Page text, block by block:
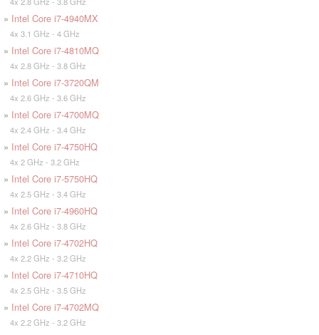
» Intel Core i7-4940MX
4x 3.1 GHz - 4 GHz
» Intel Core i7-4810MQ
4x 2.8 GHz - 3.8 GHz
» Intel Core i7-3720QM
4x 2.6 GHz - 3.6 GHz
» Intel Core i7-4700MQ
4x 2.4 GHz - 3.4 GHz
» Intel Core i7-4750HQ
4x 2 GHz - 3.2 GHz
» Intel Core i7-5750HQ
4x 2.5 GHz - 3.4 GHz
» Intel Core i7-4960HQ
4x 2.6 GHz - 3.8 GHz
» Intel Core i7-4702HQ
4x 2.2 GHz - 3.2 GHz
» Intel Core i7-4710HQ
4x 2.5 GHz - 3.5 GHz
» Intel Core i7-4702MQ
4x 2.2 GHz - 3.2 GHz